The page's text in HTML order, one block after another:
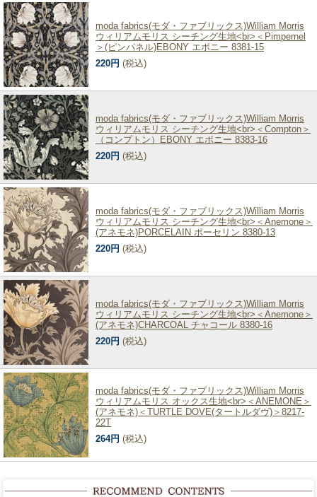
moda fabrics(モダ・ファブリックス)William Morris
ウィリアムモリス シーチング生地<br>＜Pimpernel
＞(ピンパネル)EBONY エボニー 8381-15
220円 (税込)
moda fabrics(モダ・ファブリックス)William Morris
ウィリアムモリス シーチング生地<br>＜Compton＞
（コンプトン）EBONY エボニー 8383-16
220円 (税込)
moda fabrics(モダ・ファブリックス)William Morris
ウィリアムモリス シーチング生地<br>＜Anemone＞
(アネモネ)PORCELAIN ポーセリン 8380-13
220円 (税込)
moda fabrics(モダ・ファブリックス)William Morris
ウィリアムモリス シーチング生地<br>＜Anemone＞
(アネモネ)CHARCOAL チャコール 8380-16
220円 (税込)
moda fabrics(モダ・ファブリックス)William Morris
ウィリアムモリス オックス生地<br>＜ANEMONE＞
(アネモネ)＜TURTLE DOVE(タートルダヴ)＞8217-
22T
264円 (税込)